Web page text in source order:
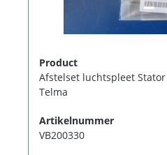
Product
Afstelset luchtspleet Stator
Telma
Artikelnummer
VB200330